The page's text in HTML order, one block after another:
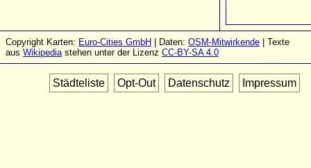
Copyright Karten: Euro-Cities GmbH | Daten: OSM-Mitwirkende | Texte
aus Wikipediastehen unter der Lizenz CC-BY-SA 4.0
Städteliste Opt-Out Datenschutz Impressum